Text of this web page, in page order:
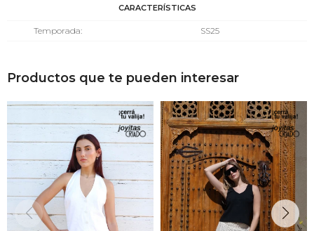
CARACTERÍSTICAS
Temporada SS25
Productos que te pueden interesar